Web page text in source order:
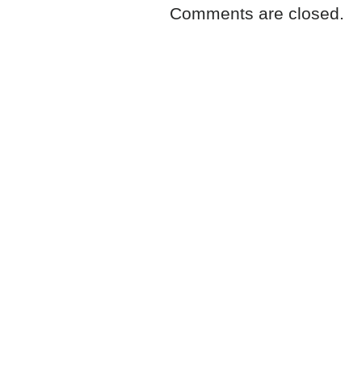
Comments are closed.